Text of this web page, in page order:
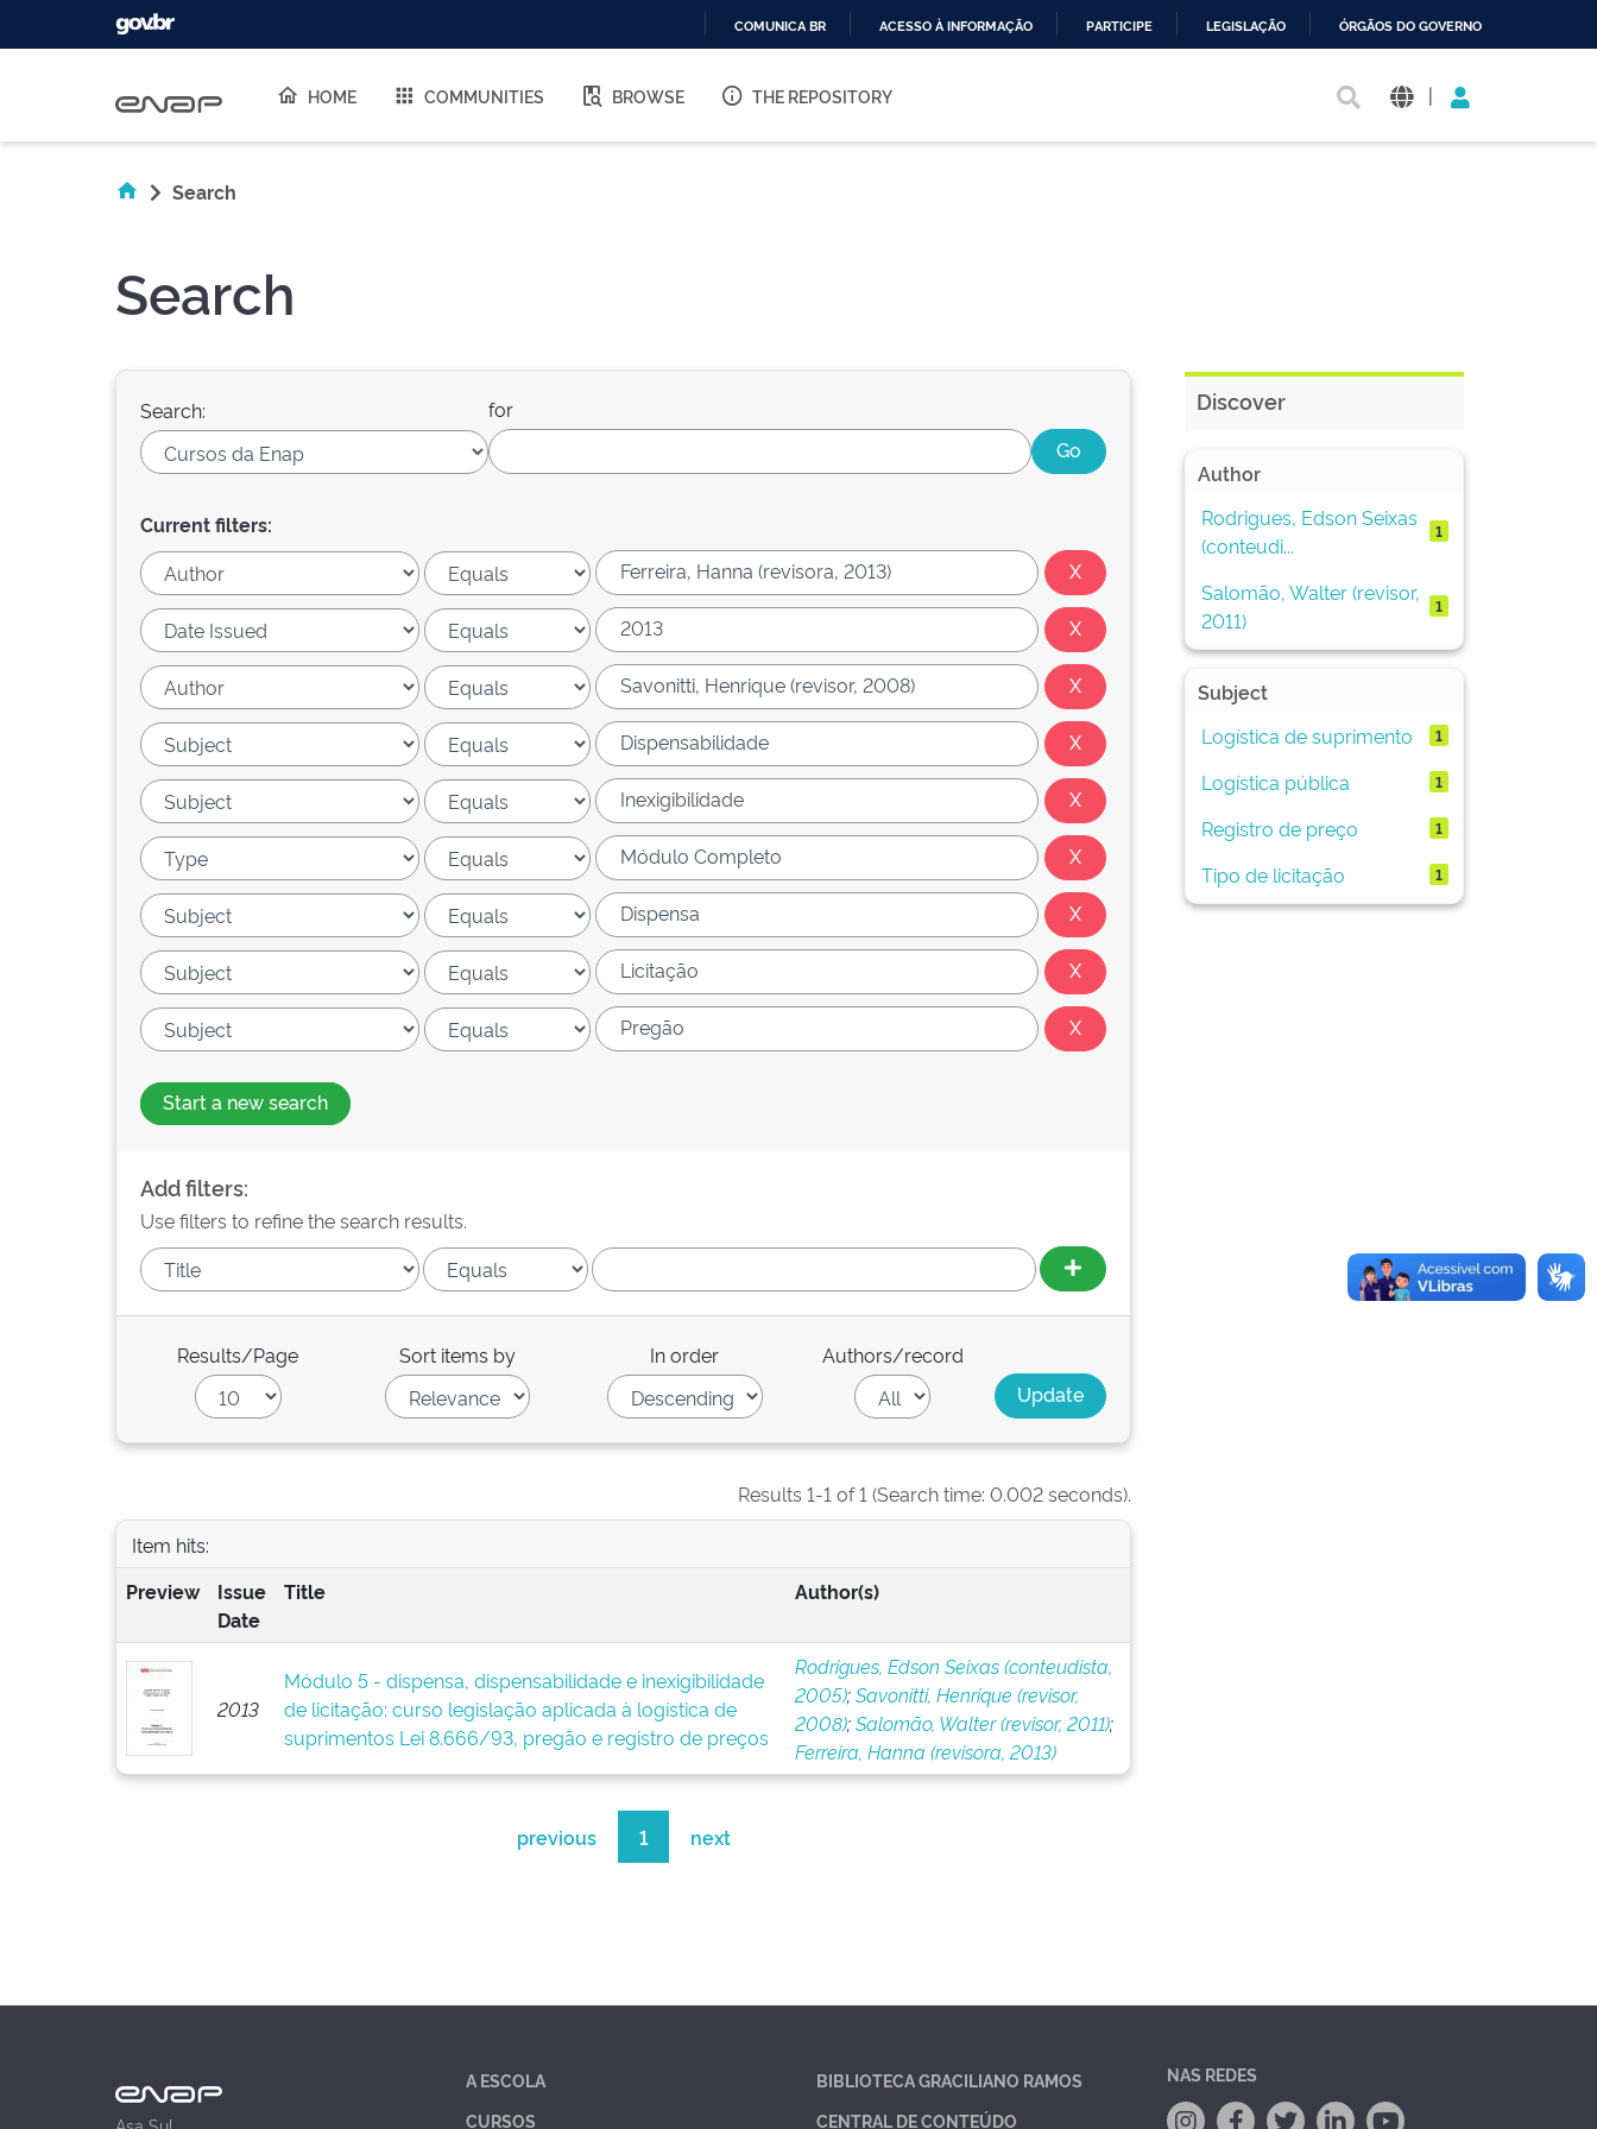
O
COMUNICA BR ACESSO À INFORMAÇÃO PARTICIPE LEGISLAÇÃO ÓRGÃOS DO GOVERNO
HOME COMMUNITIES BROWSE THE REPOSITORY |
Search
Search
Search: for
Current filters:
Start a new search
Add filters:
Use filters to refine the search results.
Results/Page Sort items by In order Authors/record
Results 1-1 of 1 (Search time: 0.002 seconds).
Item hits:
Preview
Issue
Date
Title Author(s)
2013
Módulo 5 - dispensa, dispensabilidade e inexigibilidade
de licitação: curso legislação aplicada à logística de
suprimentos Lei 8.666/93, pregão e registro de preços
Rodrigues, Edson Seixas (conteudista,
2005);Savonitti, Henrique (revisor,
2008);Salomão, Walter (revisor, 2011);
Ferreira, Hanna (revisora, 2013)
previous 1 next
Discover
Author
Rodrigues, Edson Seixas
(conteudi...
1
Salomão, Walter (revisor,
2011)
1
Subject
Logística de suprimento
1
Logística pública 1
Registro de preço 1
Tipo de licitação 1
A ESCOLA
CURSOS
BIBLIOTECA GRACILIANO RAMOS
CENTRAL DE CONTEÚDO
NAS REDES